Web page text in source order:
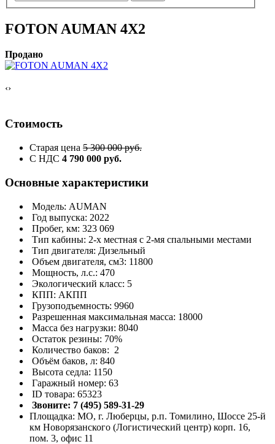
FOTON AUMAN 4Х2
Продано
‹›
Стоимость
Старая цена 5 300 000 руб.
С НДС 4 790 000 руб.
Основные характеристики
Модель: AUMAN
Год выпуска: 2022
Пробег, км: 323 069
Тип кабины: 2-х местная с 2-мя спальными местами
Тип двигателя: Дизельный
Объем двигателя, см3: 11800
Мощность, л.с.: 470
Экологический класс: 5
КПП: АКПП
Грузоподъемность: 9960
Разрешенная максимальная масса: 18000
Масса без нагрузки: 8040
Остаток резины: 70%
Количество баков: 2
Объём баков, л: 840
Высота седла: 1150
Гаражный номер: 63
ID товара: 65323
Звоните: 7 (495) 589-31-29
Площадка: МО, г. Люберцы, р.п. Томилино, Шоссе 25-й
км Новорязанского (Логистический центр) корп. 16,
пом. 3, офис 11